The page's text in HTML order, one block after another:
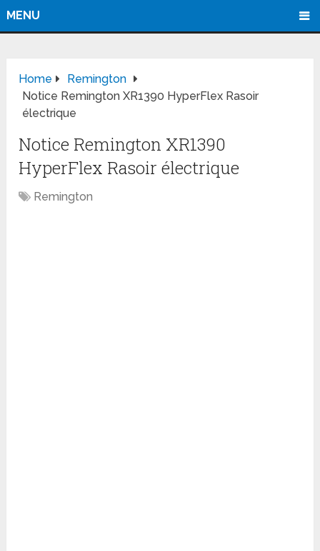
MENU
Home
Remington
Notice Remington XR1390 HyperFlex Rasoir
électrique
Notice Remington XR1390
HyperFlex Rasoir électrique
Remington